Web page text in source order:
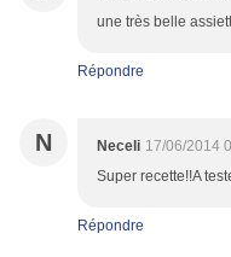
une très belle
Répondre
N Neceli 17/06/2014
Super recette!!A
Répondre